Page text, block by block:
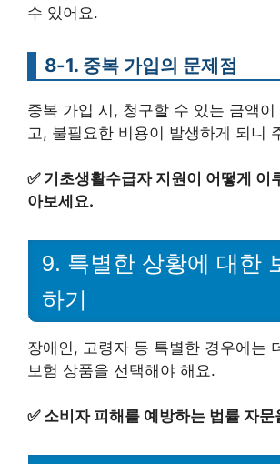
수 있어요.
8-1. 중복 가입의 문제점
중복 가입 시, 청구할 수 있는 금액이
고, 불필요한 비용이 발생하게 되니
✅ 기초생활수급자 지원이 어떻게 이
아보세요.
9. 특별한 상황에 대한
하기
장애인, 고령자 등 특별한 경우에는
보험 상품을 선택해야 해요.
✅ 소비자 피해를 예방하는 법률 자문